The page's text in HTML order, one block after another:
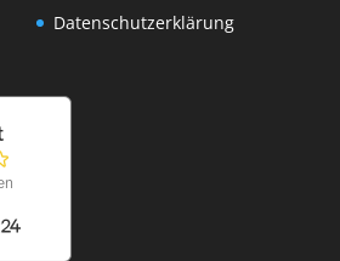
Datenschutzerklärung